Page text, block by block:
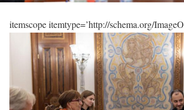
itemscope itemtype=’http://schema.org/